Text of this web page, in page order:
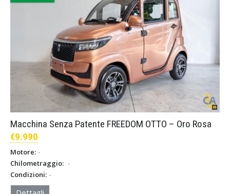
Macchina Senza Patente FREEDOM OTTO – Oro Rosa
€9.990
Motore: -
Chilometraggio: -
Condizioni: -